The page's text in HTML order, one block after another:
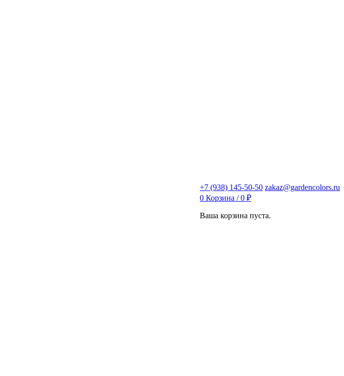
+7 (938) 145-50-50 zakaz@gardencolors.ru
0 Корзина /0 ₽
Ваша корзина пуста.